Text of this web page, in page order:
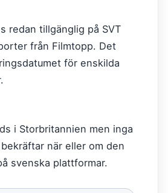
redan tillgänglig på SVT
från Filmtopp. Det
för enskilda
i Storbritannien men inga
när eller om den
svenska plattformar.